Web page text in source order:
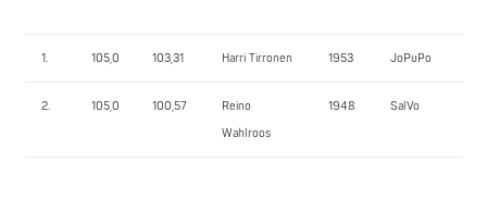
1. 105,0 103,31 Harri Tirronen 1953 JoPuPo
2. 105,0 100,57
Reino
Wahlroos
1948 SalVo